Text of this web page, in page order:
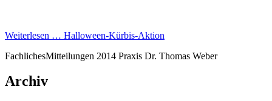
Weiterlesen … Halloween-Kürbis-Aktion
FachlichesMitteilungen 2014 Praxis Dr. Thomas Weber
Archiv